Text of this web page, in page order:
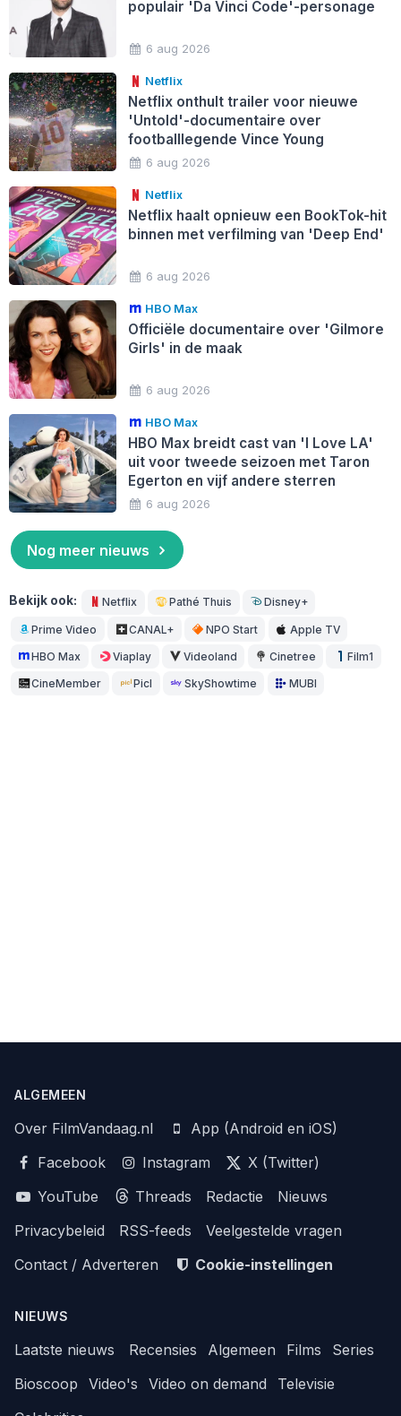
populair 'Da Vinci Code'-personage
6 aug 2026
Netflix
Netflix onthult trailer voor nieuwe
'Untold'-documentaire over
footballlegende Vince Young
6 aug 2026
Netflix
Netflix haalt opnieuw een BookTok-hit
binnen met verfilming van 'Deep End'
6 aug 2026
HBO Max
Officiële documentaire over 'Gilmore
Girls' in de maak
6 aug 2026
HBO Max
HBO Max breidt cast van 'I Love LA'
uit voor tweede seizoen met Taron
Egerton en vijf andere sterren
6 aug 2026
Nog meer nieuws
Bekijk ook: Netflix Pathé Thuis Disney+
Prime Video CANAL+ NPO Start Apple TV
HBO Max Viaplay Videoland Cinetree Film1
CineMember Picl SkyShowtime MUBI
ALGEMEEN
Over FilmVandaag.nl
App (Android en iOS)
Facebook
Instagram
X (Twitter)
YouTube
Threads Redactie
Nieuws
Privacybeleid
RSS-feeds
Veelgestelde vragen
Contact / Adverteren
Cookie-instellingen
NIEUWS
Laatste nieuws Recensies Algemeen Films
Series
Bioscoop
Video's Video on demand
Televisie